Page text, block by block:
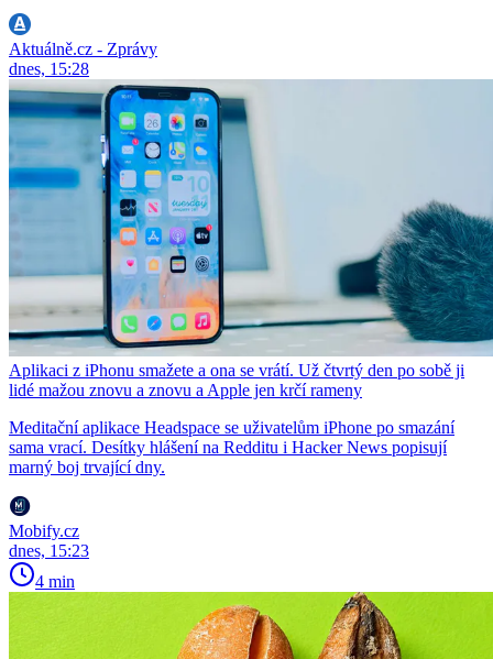
Aktuálně.cz - Zprávy
dnes, 15:28
Aplikaci z iPhonu smažete a ona se vrátí. Už čtvrtý den po sobě ji
lidé mažou znovu a znovu a Apple jen krčí rameny
Meditační aplikace Headspace se uživatelům iPhone po smazání
sama vrací. Desítky hlášení na Redditu i Hacker News popisují
marný boj trvající dny.
Mobify.cz
dnes, 15:23
4 min